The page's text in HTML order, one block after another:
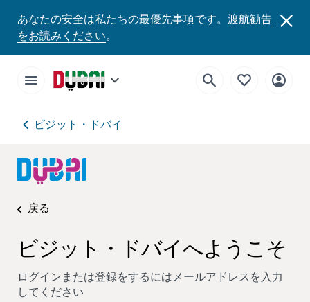
あなたの安全は私たちの最優先事項です。 渡航勧告
をお読みください。
ビジット・ドバイ
戻る
ビジット・ドバイへようこそ
ログインまたは登録をするにはメールアドレスを入力
してください